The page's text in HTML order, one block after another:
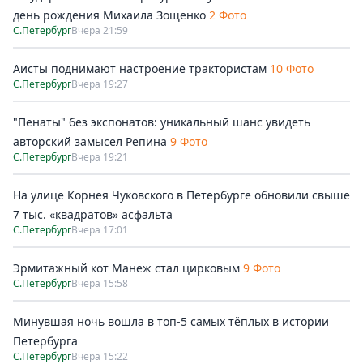
день рождения Михаила Зощенко 2 Фото
С.ПетербургВчера 21:59
Аисты поднимают настроение трактористам 10 Фото
С.ПетербургВчера 19:27
"Пенаты" без экспонатов: уникальный шанс увидеть
авторский замысел Репина 9 Фото
С.ПетербургВчера 19:21
На улице Корнея Чуковского в Петербурге обновили свыше
7 тыс. «квадратов» асфальта
С.ПетербургВчера 17:01
Эрмитажный кот Манеж стал цирковым 9 Фото
С.ПетербургВчера 15:58
Минувшая ночь вошла в топ-5 самых тёплых в истории
Петербурга
С.ПетербургВчера 15:22